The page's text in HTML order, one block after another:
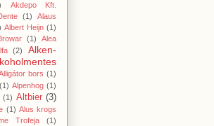
Akdepo Kft.
(1)
Alaus
Albert Heijn (1)
(1)
Alea
(2)
Alken-
bors (1)
(1) Alpenhog (1)
(1) Altbier (3)
(1) Alus krogs
Trofeja (1)